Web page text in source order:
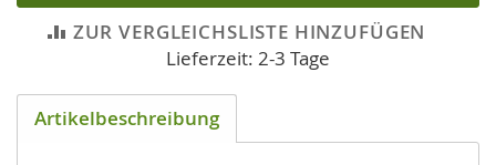
ZUR VERGLEICHSLISTE HINZUFÜGEN
Lieferzeit: 2-3 Tage
Artikelbeschreibung